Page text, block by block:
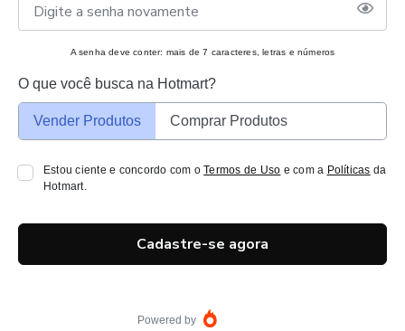
A senha deve conter: mais de 7 caracteres, letras e números
O que você busca na Hotmart?
Vender Produtos Comprar Produtos
Estou ciente e concordo com oTermos de Uso e com a Políticas da
Hotmart.
Cadastre-se agora
Powered by